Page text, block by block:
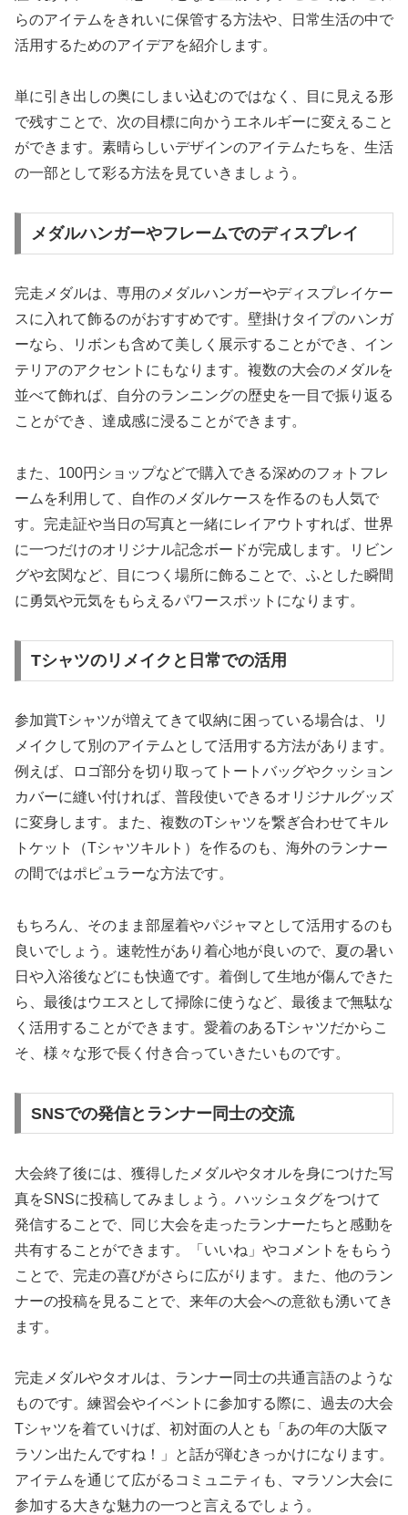
らのアイテムをきれいに保管する方法や、日常生活の中で
活用するためのアイデアを紹介します。
単に引き出しの奥にしまい込むのではなく、目に見える形
で残すことで、次の目標に向かうエネルギーに変えること
ができます。素晴らしいデザインのアイテムたちを、生活
の一部として彩る方法を見ていきましょう。
メダルハンガーやフレームでのディスプレイ
完走メダルは、専用のメダルハンガーやディスプレイケー
スに入れて飾るのがおすすめです。壁掛けタイプのハンガ
ーなら、リボンも含めて美しく展示することができ、イン
テリアのアクセントにもなります。複数の大会のメダルを
並べて飾れば、自分のランニングの歴史を一目で振り返る
ことができ、達成感に浸ることができます。
また、100円ショップなどで購入できる深めのフォトフレ
ームを利用して、自作のメダルケースを作るのも人気で
す。完走証や当日の写真と一緒にレイアウトすれば、世界
に一つだけのオリジナル記念ボードが完成します。リビン
グや玄関など、目につく場所に飾ることで、ふとした瞬間
に勇気や元気をもらえるパワースポットになります。
Tシャツのリメイクと日常での活用
参加賞Tシャツが増えてきて収納に困っている場合は、リ
メイクして別のアイテムとして活用する方法があります。
例えば、ロゴ部分を切り取ってトートバッグやクッション
カバーに縫い付ければ、普段使いできるオリジナルグッズ
に変身します。また、複数のTシャツを繋ぎ合わせてキル
トケット（Tシャツキルト）を作るのも、海外のランナー
の間ではポピュラーな方法です。
もちろん、そのまま部屋着やパジャマとして活用するのも
良いでしょう。速乾性があり着心地が良いので、夏の暑い
日や入浴後などにも快適です。着倒して生地が傷んできた
ら、最後はウエスとして掃除に使うなど、最後まで無駄な
く活用することができます。愛着のあるTシャツだからこ
そ、様々な形で長く付き合っていきたいものです。
SNSでの発信とランナー同士の交流
大会終了後には、獲得したメダルやタオルを身につけた写
真をSNSに投稿してみましょう。ハッシュタグをつけて
発信することで、同じ大会を走ったランナーたちと感動を
共有することができます。「いいね」やコメントをもらう
ことで、完走の喜びがさらに広がります。また、他のラン
ナーの投稿を見ることで、来年の大会への意欲も湧いてき
ます。
完走メダルやタオルは、ランナー同士の共通言語のような
ものです。練習会やイベントに参加する際に、過去の大会
Tシャツを着ていけば、初対面の人とも「あの年の大阪マ
ラソン出たんですね！」と話が弾むきっかけになります。
アイテムを通じて広がるコミュニティも、マラソン大会に
参加する大きな魅力の一つと言えるでしょう。